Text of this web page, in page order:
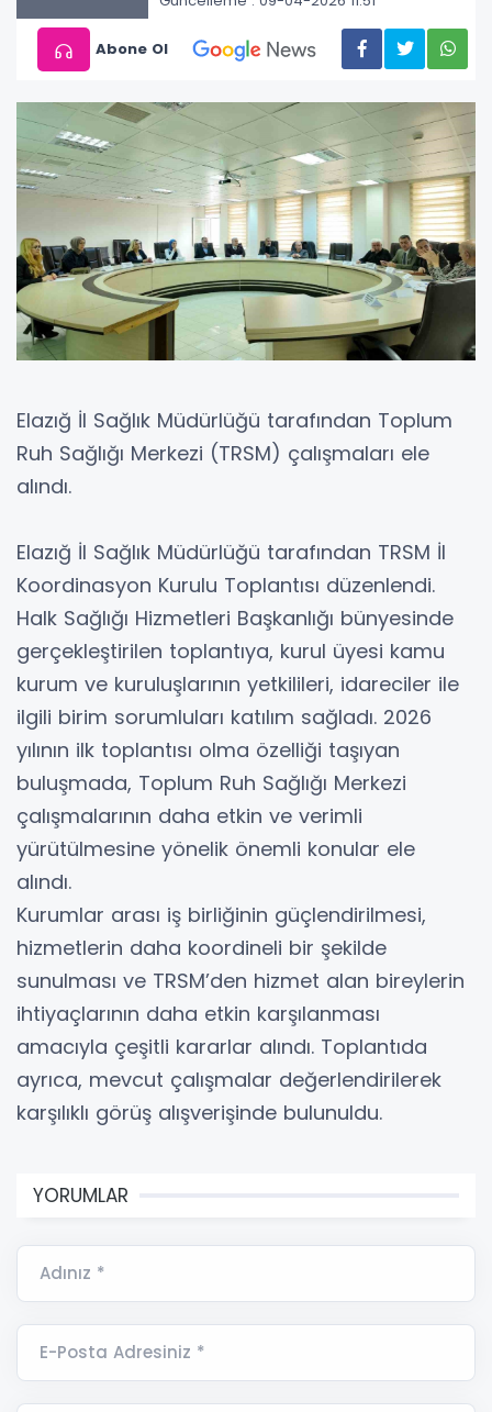
Abone Ol
Elazığ İl Sağlık Müdürlüğü tarafından Toplum
Ruh Sağlığı Merkezi (TRSM) çalışmaları ele
alındı.
Elazığ İl Sağlık Müdürlüğü tarafından TRSM İl
Koordinasyon Kurulu Toplantısı düzenlendi.
Halk Sağlığı Hizmetleri Başkanlığı bünyesinde
gerçekleştirilen toplantıya, kurul üyesi kamu
kurum ve kuruluşlarının yetkilileri, idareciler ile
ilgili birim sorumluları katılım sağladı. 2026
yılının ilk toplantısı olma özelliği taşıyan
buluşmada, Toplum Ruh Sağlığı Merkezi
çalışmalarının daha etkin ve verimli
yürütülmesine yönelik önemli konular ele
alındı.
Kurumlar arası iş birliğinin güçlendirilmesi,
hizmetlerin daha koordineli bir şekilde
sunulması ve TRSM’den hizmet alan bireylerin
ihtiyaçlarının daha etkin karşılanması
amacıyla çeşitli kararlar alındı. Toplantıda
ayrıca, mevcut çalışmalar değerlendirilerek
karşılıklı görüş alışverişinde bulunuldu.
YORUMLAR
Adınız *
E-Posta Adresiniz *